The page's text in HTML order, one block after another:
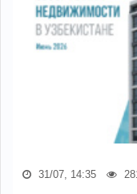
31/07, 14:35